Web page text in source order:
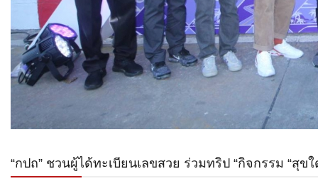
“กปถ” ชวนผู้ได้ทะเบียนเลขสวย ร่วมทริป “กิจกรรม “สุข